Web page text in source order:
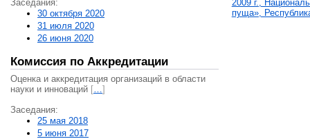
Заседания:
30 октября 2020
31 июля 2020
26 июня 2020
Комиссия по Аккредитации
Оценка и аккредитация организаций в области
науки и инноваций […]
Заседания:
25 мая 2018
5 июня 2017
2009 г.,
пуща»,